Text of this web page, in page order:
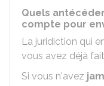
Quels
compte pour
La juridiction qui
vous avez déjà
Si vous n'avez